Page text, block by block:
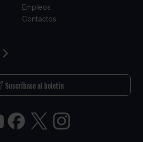
Suscríbase al boletín
Empleos
Contactos